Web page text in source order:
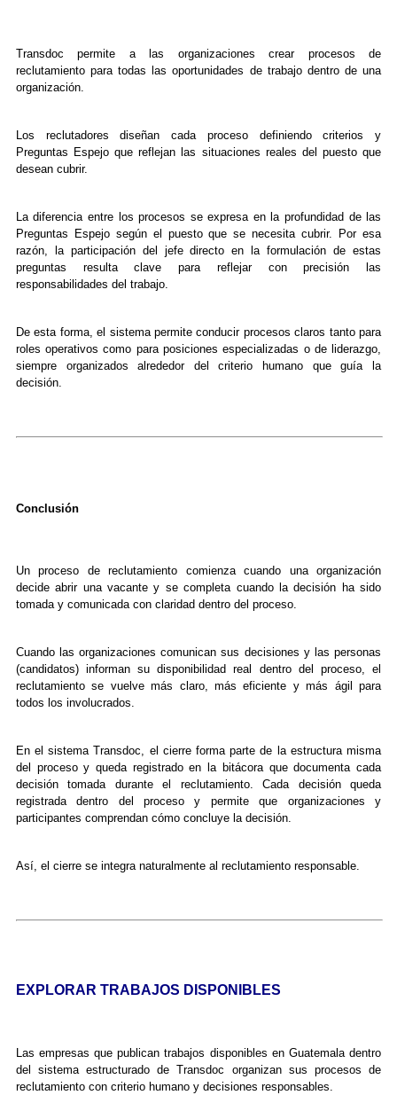
Transdoc permite a las organizaciones crear procesos de
reclutamiento para todas las oportunidades de trabajo dentro de una
organización.
Los reclutadores diseñan cada proceso definiendo criterios y
Preguntas Espejo que reflejan las situaciones reales del puesto que
desean cubrir.
La diferencia entre los procesos se expresa en la profundidad de las
Preguntas Espejo según el puesto que se necesita cubrir. Por esa
razón, la participación del jefe directo en la formulación de estas
preguntas resulta clave para reflejar con precisión las
responsabilidades del trabajo.
De esta forma, el sistema permite conducir procesos claros tanto para
roles operativos como para posiciones especializadas o de liderazgo,
siempre organizados alrededor del criterio humano que guía la
decisión.
Conclusión
Un proceso de reclutamiento comienza cuando una organización
decide abrir una vacante y se completa cuando la decisión ha sido
tomada y comunicada con claridad dentro del proceso.
Cuando las organizaciones comunican sus decisiones y las personas
(candidatos) informan su disponibilidad real dentro del proceso, el
reclutamiento se vuelve más claro, más eficiente y más ágil para
todos los involucrados.
En el sistema Transdoc, el cierre forma parte de la estructura misma
del proceso y queda registrado en la bitácora que documenta cada
decisión tomada durante el reclutamiento. Cada decisión queda
registrada dentro del proceso y permite que organizaciones y
participantes comprendan cómo concluye la decisión.
Así, el cierre se integra naturalmente al reclutamiento responsable.
EXPLORAR TRABAJOS DISPONIBLES
Las empresas que publican trabajos disponibles en Guatemala dentro
del sistema estructurado de Transdoc organizan sus procesos de
reclutamiento con criterio humano y decisiones responsables.